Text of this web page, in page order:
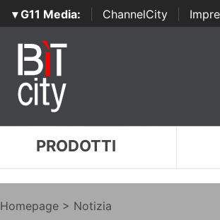
▾ G11 Media: ChannelCity
PRODOTTI
Homepage > Notizia